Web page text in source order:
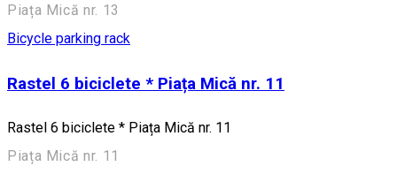
Piața Mică nr. 13
Bicycle parking rack
Rastel 6 biciclete * Piața Mică nr. 11
Rastel 6 biciclete * Piața Mică nr. 11
Piața Mică nr. 11